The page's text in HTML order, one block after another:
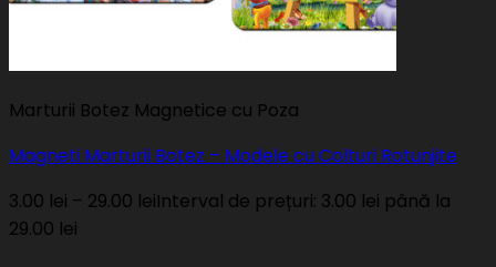
Marturii Botez Magnetice cu Poza
Magneti Marturii Botez – Modele cu Colturi Rotunjite
3.00 lei – 29.00 leiInterval de prețuri: 3.00 lei până la
29.00 lei